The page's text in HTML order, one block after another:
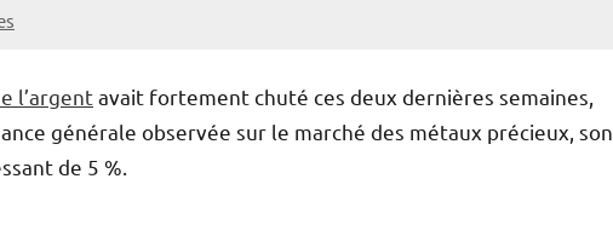
l’argentavait fortement chuté ces deux dernières semaines,
générale observée sur le marché des métaux précieux, son
de 5 %.